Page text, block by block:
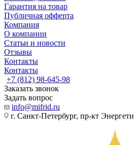
Гарантия на товар
Публичная офферта
Компания
О компании
Статьи и новости
Отзывы
Контакты
Контакты
+7 (812) 98-645-98
Заказать звонок
Задать вопрос
info@mifrid.ru
г. Санкт-Петербург, пр-кт